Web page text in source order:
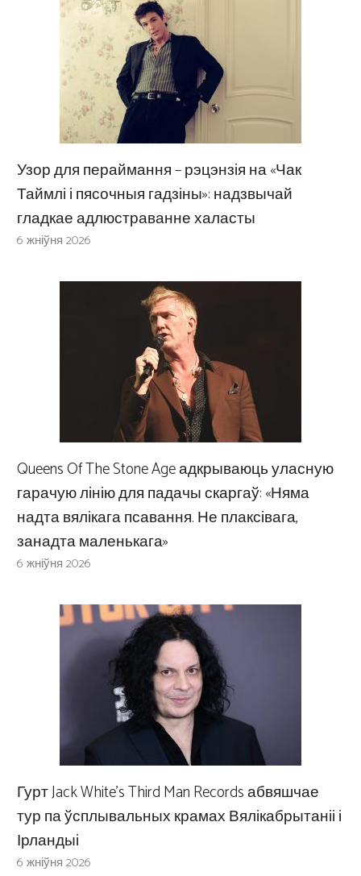
Узор для пераймання – рэцэнзія на «Чак
Таймлі і пясочныя гадзіны»: надзвычай
гладкае адлюстраванне халасты
6 жніўня 2026
Queens Of The Stone Age адкрываюць уласную
гарачую лінію для падачы скаргаў: «Няма
надта вялікага псавання. Не плаксівага,
занадта маленькага»
6 жніўня 2026
Гурт Jack White’s Third Man Records абвяшчае
тур па ўсплывальных крамах Вялікабрытаніі і
Ірландыі
6 жніўня 2026